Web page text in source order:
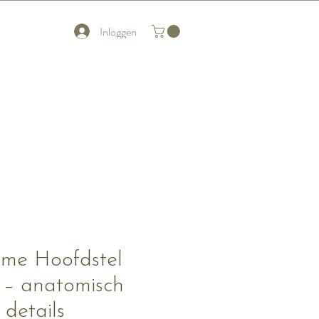
Inloggen
Hoofdstel
anatomisch
details